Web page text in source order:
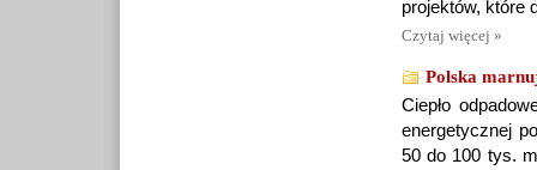
projektów, które
Czytaj więcej »
Polska
Ciepło
energetycznej
50 do 100 tys.